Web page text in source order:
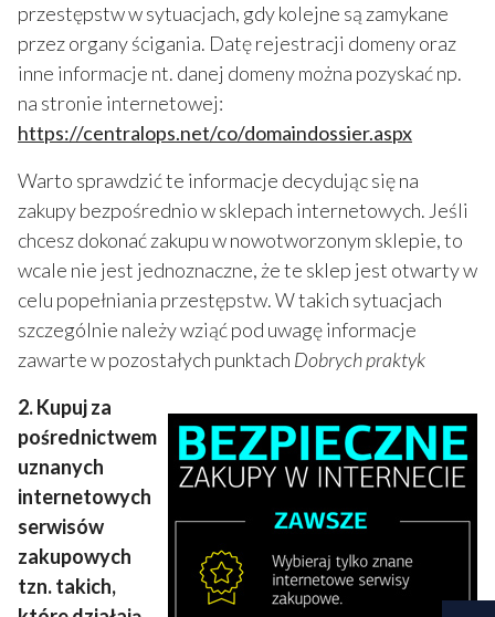
przestępstw w sytuacjach, gdy kolejne są zamykane
przez organy ścigania. Datę rejestracji domeny oraz
inne informacje nt. danej domeny można pozyskać np.
na stronie internetowej:
https://centralops.net/co/domaindossier.aspx
Warto sprawdzić te informacje decydując się na
zakupy bezpośrednio w sklepach internetowych. Jeśli
chcesz dokonać zakupu w nowotworzonym sklepie, to
wcale nie jest jednoznaczne, że te sklep jest otwarty w
celu popełniania przestępstw. W takich sytuacjach
szczególnie należy wziąć pod uwagę informacje
zawarte w pozostałych punktach Dobrych praktyk
2. Kupuj za
pośrednictwem
uznanych
internetowych
serwisów
zakupowych
tzn. takich,